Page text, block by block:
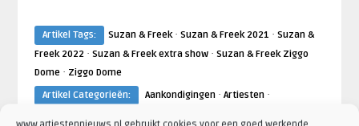
Artikel Tags: Suzan & Freek· Suzan & Freek 2021 · Suzan &
Freek 2022· Suzan & Freek extra show· Suzan & Freek Ziggo
Dome· Ziggo Dome
Artikel Categorieën:
Aankondigingen· Artiesten·